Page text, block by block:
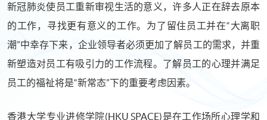
新冠肺炎使员工重新审视生活的意义，许多人正在辞去原本
的工作，寻找更有意义的工作。为了留住员工并在“大离职
潮”中幸存下来，企业领导者必须更加了解员工的需求，并重
新塑造对员工有吸引力的工作流程。了解员工的心理并满足
员工的福祉将是“新常态”下的重要考虑因素。
香港大学专业进修学院(HKU SPACE)是在工作场所心理学和